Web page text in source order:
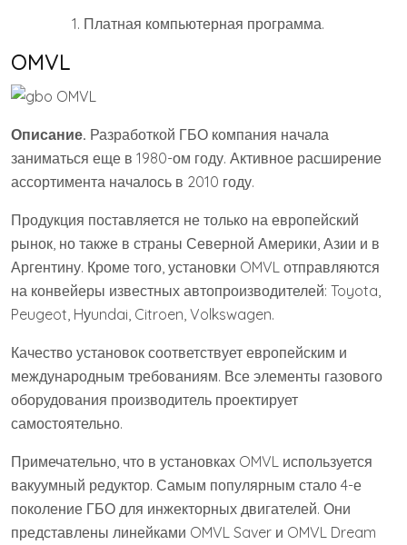
Платная компьютерная программа.
OMVL
Описание. Разработкой ГБО компания начала
заниматься еще в 1980-ом году. Активное расширение
ассортимента началось в 2010 году.
Продукция поставляется не только на европейский
рынок, но также в страны Северной Америки, Азии и в
Аргентину. Кроме того, установки OMVL отправляются
на конвейеры известных автопроизводителей: Toyota,
Peugeot, Hуundai, Citroen, Volkswagen.
Качество установок соответствует европейским и
международным требованиям. Все элементы газового
оборудования производитель проектирует
самостоятельно.
Примечательно, что в установках OMVL используется
вакуумный редуктор. Самым популярным стало 4-е
поколение ГБО для инжекторных двигателей. Они
представлены линейками OMVL Saver и OMVL Dream